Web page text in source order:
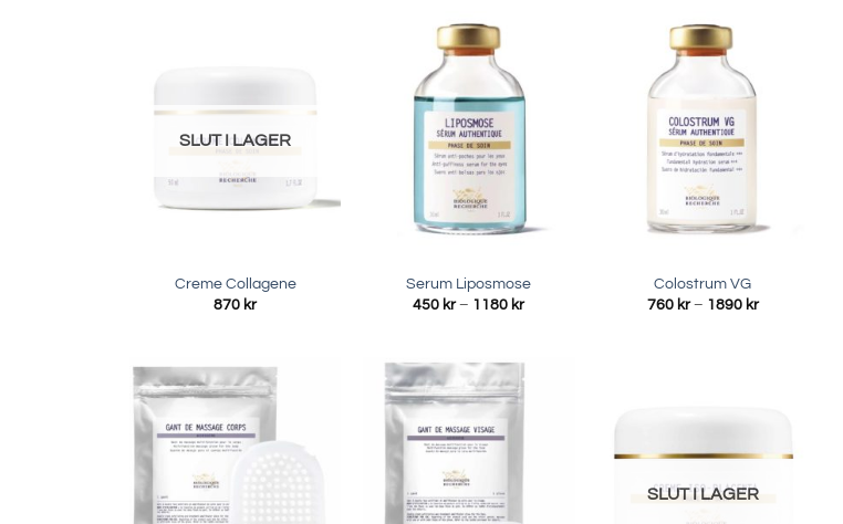
SLUT I LAGER
Creme Collagene
870 kr
Serum Liposmose
450 kr – 1180 krPrisintervall:
Colostrum VG
760 kr – 1890 krPrisintervall:
SLUT I LAGER